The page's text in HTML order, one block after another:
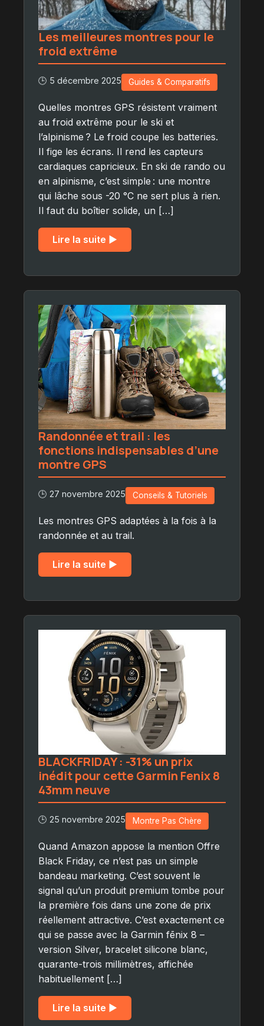
Les meilleures montres pour le
froid extrême
🕒 5 décembre 2025 Guides & Comparatifs
Quelles montres GPS résistent vraiment
au froid extrême pour le ski et
l’alpinisme ? Le froid coupe les batteries.
Il fige les écrans. Il rend les capteurs
cardiaques capricieux. En ski de rando ou
en alpinisme, c’est simple : une montre
qui lâche sous -20 °C ne sert plus à rien.
Il faut du boîtier solide, un […]
Lire la suite ▶︎
Randonnée et trail : les
fonctions indispensables d’une
montre GPS
🕒 27 novembre 2025 Conseils & Tutoriels
Les montres GPS adaptées à la fois à la
randonnée et au trail.
Lire la suite ▶︎
BLACKFRIDAY : -31% un prix
inédit pour cette Garmin Fenix 8
43mm neuve
🕒 25 novembre 2025 Montre Pas Chère
Quand Amazon appose la mention Offre
Black Friday, ce n’est pas un simple
bandeau marketing. C’est souvent le
signal qu’un produit premium tombe pour
la première fois dans une zone de prix
réellement attractive. C’est exactement ce
qui se passe avec la Garmin fēnix 8 –
version Silver, bracelet silicone blanc,
quarante-trois millimètres, affichée
habituellement […]
Lire la suite ▶︎